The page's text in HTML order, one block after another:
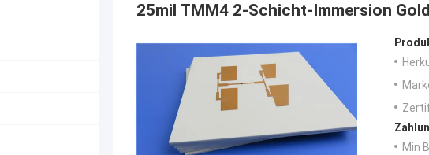
25mil TMM4 2-Schicht-Immersion
Min